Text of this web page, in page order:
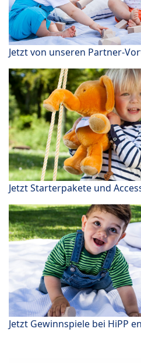
Jetzt von unseren Partner-
Jetzt Starterpakete und
Jetzt Gewinnspiele bei HiPP